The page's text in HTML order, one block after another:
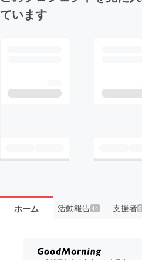
ています
ホーム 活動報告44 支援者